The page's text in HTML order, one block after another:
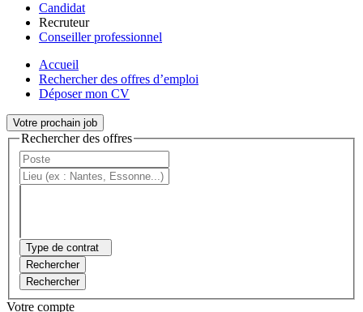
Candidat
Recruteur
Conseiller professionnel
Accueil
Rechercher des offres d’emploi
Déposer mon CV
Votre prochain job
Rechercher des offres
Type de contrat
Rechercher
Rechercher
Votre compte